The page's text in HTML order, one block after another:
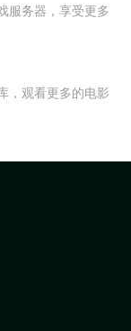
服务器，享受更多
，观看更多的电影